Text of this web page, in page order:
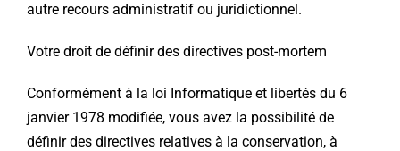
autre recours administratif ou juridictionnel.
Votre droit de définir des directives post-mortem
Conformément à la loi Informatique et libertés du 6
janvier 1978 modifiée, vous avez la possibilité de
définir des directives relatives à la conservation, à